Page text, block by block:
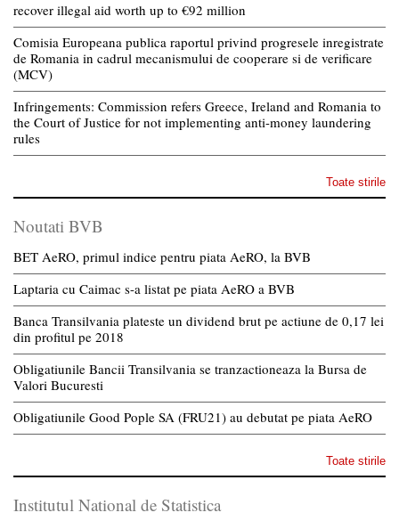
recover illegal aid worth up to €92 million
Comisia Europeana publica raportul privind progresele inregistrate
de Romania in cadrul mecanismului de cooperare si de verificare
(MCV)
Infringements: Commission refers Greece, Ireland and Romania to
the Court of Justice for not implementing anti-money laundering
rules
Toate stirile
Noutati BVB
BET AeRO, primul indice pentru piata AeRO, la BVB
Laptaria cu Caimac s-a listat pe piata AeRO a BVB
Banca Transilvania plateste un dividend brut pe actiune de 0,17 lei
din profitul pe 2018
Obligatiunile Bancii Transilvania se tranzactioneaza la Bursa de
Valori Bucuresti
Obligatiunile Good Pople SA (FRU21) au debutat pe piata AeRO
Toate stirile
Institutul National de Statistica